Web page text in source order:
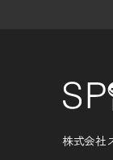
株式会社